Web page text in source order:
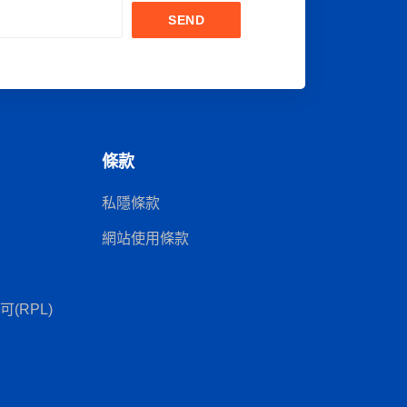
SEND
(RPL)
條款
私隱條款
網站使用條款